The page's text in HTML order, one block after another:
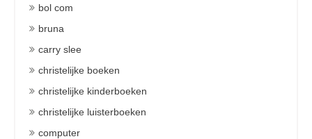
bol com
bruna
carry slee
christelijke boeken
christelijke kinderboeken
christelijke luisterboeken
computer